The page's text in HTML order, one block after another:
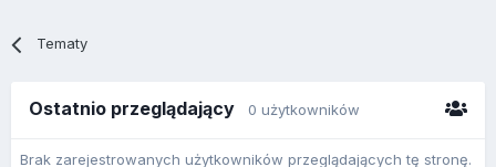
Tematy
Ostatnio przeglądający 0 użytkowników
Brak zarejestrowanych użytkowników przeglądających tę stronę.